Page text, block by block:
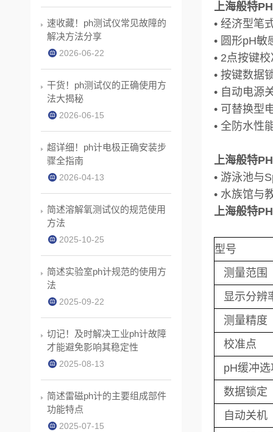
上海般特
• 经济型笔
• 圆形pH敏
• 2点按键
• 按键数据
• 自动电源
• 可替换型
• 全防水性
上海般特
• 游泳池与
• 水族馆与
上海般特
型号
测量范围
显示分辨
测量精度
校准点
pH缓冲选
数据锁定
自动关机
速收藏！ph测试仪常见故障的
解决方法分享
2026-06-22
干货！ph测试仪的正确使用方
法大揭秘
2026-06-15
超详细！ph计电极正确安装步
骤全指南
2026-04-13
简述溶解氧测试仪的规范使用
方法
2025-10-25
简述实验室ph计规范的使用方
法
2025-09-22
切记！及时解决工业ph计故障
才能避免影响其稳定性
2025-08-13
简述雷磁ph计的主要组成部件
功能特点
2025-07-15